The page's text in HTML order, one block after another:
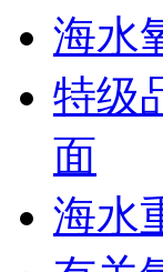
海水
特级
面
海水